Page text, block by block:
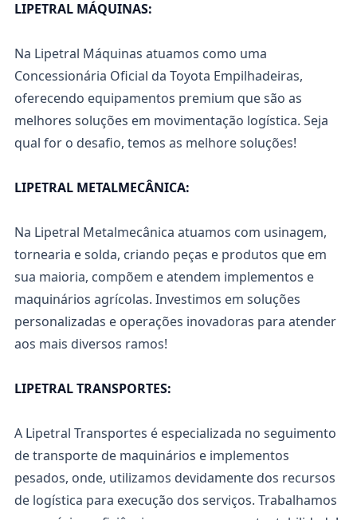
LIPETRAL MÁQUINAS:
Na Lipetral Máquinas atuamos como uma
Concessionária Oficial da Toyota Empilhadeiras,
oferecendo equipamentos premium que são as
melhores soluções em movimentação logística. Seja
qual for o desafio, temos as melhore soluções!
LIPETRAL METALMECÂNICA:
Na Lipetral Metalmecânica atuamos com usinagem,
tornearia e solda, criando peças e produtos que em
sua maioria, compõem e atendem implementos e
maquinários agrícolas. Investimos em soluções
personalizadas e operações inovadoras para atender
aos mais diversos ramos!
LIPETRAL TRANSPORTES:
A Lipetral Transportes é especializada no seguimento
de transporte de maquinários e implementos
pesados, onde, utilizamos devidamente dos recursos
de logística para execução dos serviços. Trabalhamos